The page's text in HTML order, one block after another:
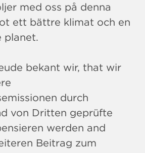
med oss ​​på denna
ett bättre klimat och en
planet.
bekant wir, that wir
durch
von Dritten geprüfte
werden and
Beitrag zum